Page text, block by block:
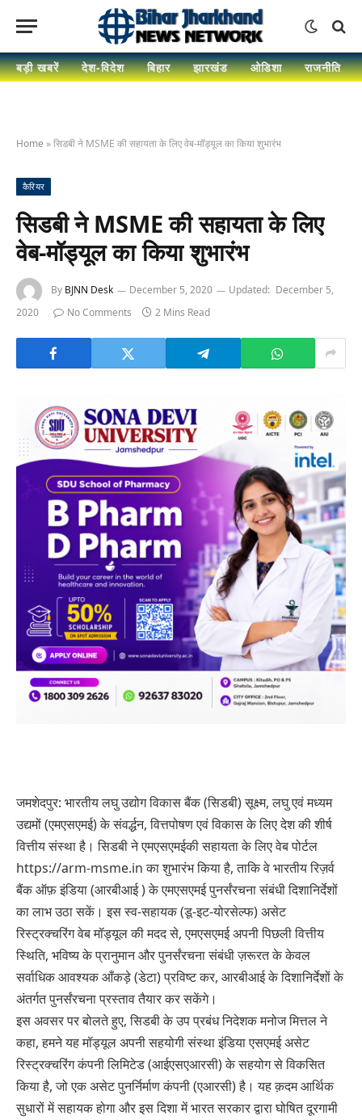
बड़ी खबरें देश-विदेश बिहार झारखंड ओडिशा राजनीति
Home »सिडबी ने MSME की सहायता के लिए वेब-मॉड्यूल का किया शुभारंभ
कैरियर
सिडबी ने MSME की सहायता के लिए
वेब-मॉड्यूल का किया शुभारंभ
By BJNN Desk December 5, 2020 Updated: December 5,
2020
No Comments 2 Mins Read
जमशेदपुर: भारतीय लघु उद्योग विकास बैंक (सिडबी) सूक्ष्म, लघु एवं मध्यम
उद्यमों (एमएसएमई) के संवर्द्धन, वित्तपोषण एवं विकास के लिए देश की शीर्ष
वित्तीय संस्था है। सिडबी ने एमएसएमईकी सहायता के लिए वेब पोर्टल
https://arm-msme.in का शुभारंभ किया है, ताकि वे भारतीय रिज़र्व
बैंक ऑफ़ इंडिया (आरबीआई ) के एमएसएमई पुनर्संरचना संबंधी दिशानिर्देशों
का लाभ उठा सकें। इस स्व-सहायक (डू-इट-योरसेल्फ) असेट
रिस्ट्रक्चरिंग वेब मॉड्यूल की मदद से, एमएसएमई अपनी पिछली वित्तीय
स्थिति, भविष्य के प्रानुमान और पुनर्संरचना संबंधी ज़रूरत के केवल
सर्वाधिक आवश्यक आँकड़े (डेटा) प्रविष्ट कर, आरबीआई के दिशानिर्देशों के
अंतर्गत पुनर्संरचना प्रस्ताव तैयार कर सकेंगे।
इस अवसर पर बोलते हुए, सिडबी के उप प्रबंध निदेशक मनोज मित्तल ने
कहा, हमने यह मॉड्यूल अपनी सहयोगी संस्था इंडिया एसएमई असेट
रिस्ट्रक्चरिंग कंपनी लिमिटेड (आईएसएआरसी) के सहयोग से विकसित
किया है, जो एक असेट पुनर्निर्माण कंपनी (एआरसी) है। यह क़दम आर्थिक
सुधारों में सहायक होगा और इस दिशा में भारत सरकार द्वारा घोषित दूरगामी